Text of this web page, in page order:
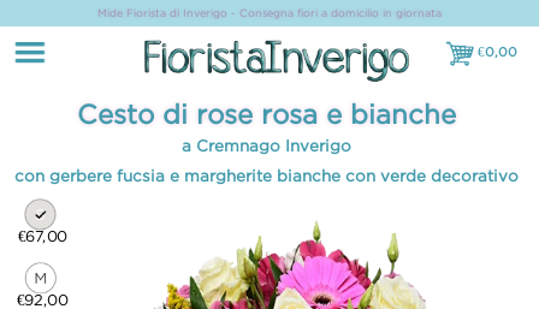
Mide Fiorista di Inverigo - Consegna fiori a domicilio in giornata
€0,00
€0,00
Cesto di rose rosa e bianche
a Cremnago Inverigo
con gerbere fucsia e margherite bianche con verde decorativo
€67,00
€92,00